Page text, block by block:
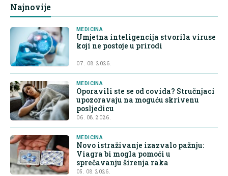
Najnovije
MEDICINA
Umjetna inteligencija stvorila viruse
koji ne postoje u prirodi
07. 08. 2026.
MEDICINA
Oporavili ste se od covida? Stručnjaci
upozoravaju na moguću skrivenu
posljedicu
06. 08. 2026.
MEDICINA
Novo istraživanje izazvalo pažnju:
Viagra bi mogla pomoći u
sprečavanju širenja raka
05. 08. 2026.